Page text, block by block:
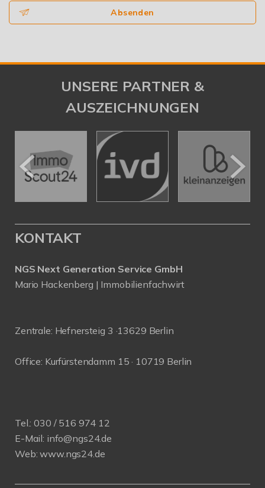
Absenden
UNSERE PARTNER &
AUSZEICHNUNGEN
KONTAKT
NGS Next Generation Service GmbH
Mario Hackenberg | Immobilienfachwirt
Zentrale: Hefnersteig 3 ·13629 Berlin
Office: Kurfürstendamm 15 · 10719 Berlin
Tel.:030 / 516 974 12
E-Mail: info@ngs24.de
Web:www.ngs24.de